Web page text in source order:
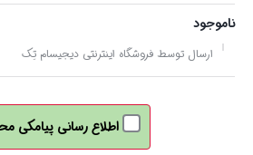
ناموجود
ارسال توسط فروشگاه اینترنتی دیجیسام تِک
اطلاع رسانی پیامکی